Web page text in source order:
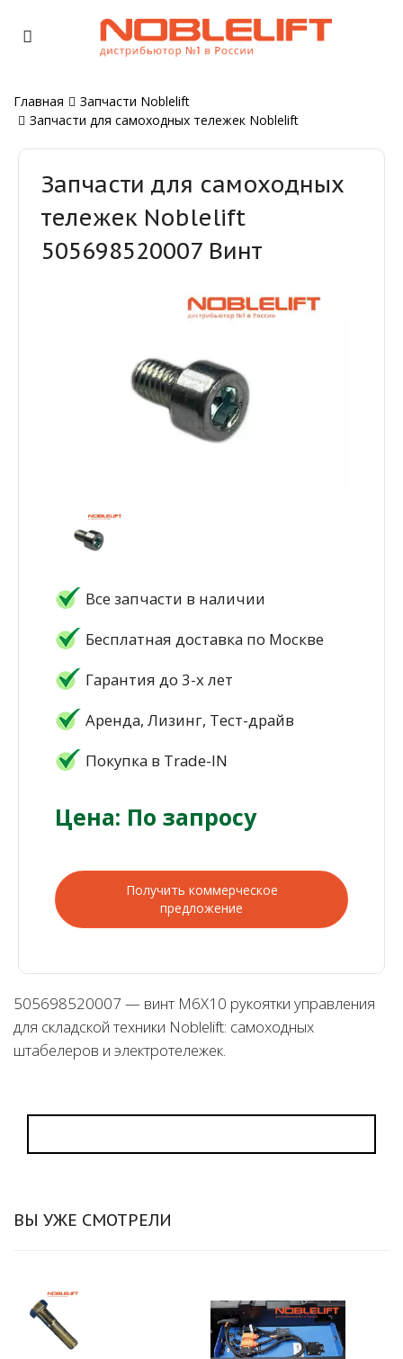
Главная
Запчасти Noblelift
Запчасти для самоходных тележек Noblelift
Запчасти для самоходных
тележек Noblelift
505698520007 Винт
Все запчасти в наличии
Бесплатная доставка по Москве
Гарантия до 3-х лет
Аренда, Лизинг, Тест-драйв
Покупка в Trade-IN
Цена: По запросу
Получить коммерческое
предложение
505698520007 — винт M6X10 рукоятки управления
для складской техники Noblelift: самоходных
штабелеров и электротележек.
ВЫ УЖЕ СМОТРЕЛИ